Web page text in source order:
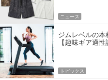
ニュース
ジムレベルの本
【趣味ギア適性
トピックス